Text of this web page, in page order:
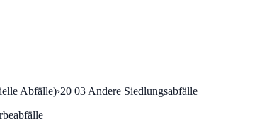
Abfälle)›20 03 Andere Siedlungsabfälle